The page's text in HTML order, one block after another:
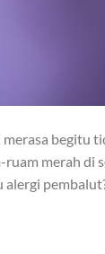
begitu
merah di
alergi